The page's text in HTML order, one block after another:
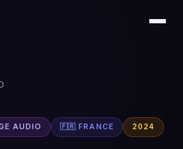
AUDIO 🇫🇷 FRANCE 2024